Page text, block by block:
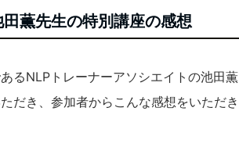
薫先生の特別講座の感想
るNLPトレーナーアソシエイトの池田薫
だき、参加者からこんな感想をいただき